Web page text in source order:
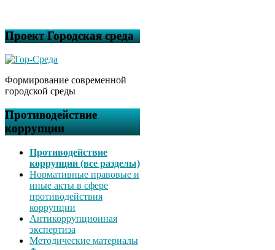
Проект Городская среда
Формирование современной
городской среды
Противодействие
коррупции
Противодействие
коррупции (все разделы)
Нормативные правовые и
иные акты в сфере
противодействия
коррупции
Антикоррупционная
экспертиза
Методические материалы